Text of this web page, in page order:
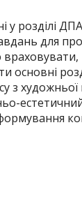
у розділі
для
основні
з